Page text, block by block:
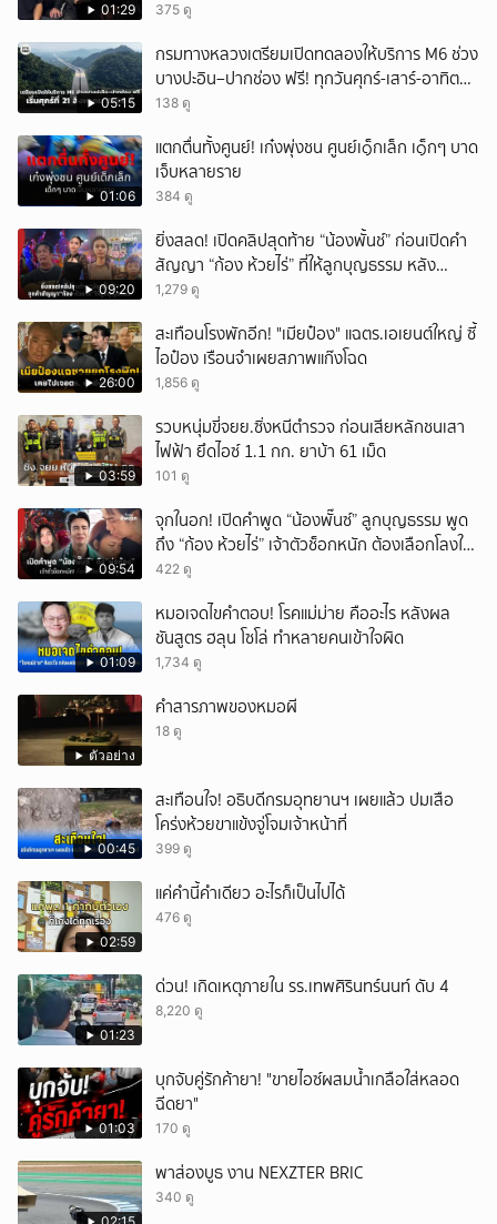
01:29 375 ดู
05:15
กรมทางหลวงเตรียมเปิดทดลองให้บริการ M6 ช่วง
บางปะอิน–ปากช่อง ฟรี! ทุกวันศุกร์-เสาร์-อาทิตย์
เริ่มศุกร์ที่ 21 สิงหาคม 2569 นี้
138 ดู
01:06
แตกตื่นทั้งศูนย์! เก๋งพุ่งชน ศูนย์เ๑็กเล็ก เ๑็กๆ บาด
เจ็บหลายราย
384 ดู
09:20
ยิ่งสลด! เปิดคลิปสุดท้าย “น้องพั้นช์” ก่อนเปิดคำ
สัญญา “ก้อง ห้วยไร่” ที่ให้ลูกบุญธรรม หลัง
ลาโลก!
1,279 ดู
26:00
สะเทือนโรงพักอีก! "เมียป๋อง" แฉตร.เอเยนต์ใหญ่ ซี้
ไอป๋อง เรือนจำเผยสภาพแก๊งโฉด
1,856 ดู
03:59
รวบหนุ่มขี่จยย.ซิ่งหนีตำรวจ ก่อนเสียหลักชนเสา
ไฟฟ้า ยึดไอซ์ 1.1 กก. ยาบ้า 61 เม็ด
101 ดู
09:54
จุกในอก! เปิดคำพูด “น้องพั๊นซ์” ลูกบุญธรรม พูด
ถึง “ก้อง ห้วยไร่” เจ้าตัวช็อกหนัก ต้องเลือกโลงให้
ลูก!
422 ดู
01:09
หมอเจดไขคำตอบ! โรคแม่ม่าย คืออะไร หลังผล
ชันสูตร ฮลุน โซโล่ ทำหลายคนเข้าใจผิด
1,734 ดู
ตัวอย่าง
คำสารภาพของหมอผี
18 ดู
00:45
สะเทือนใจ! อธิบดีกรมอุทยานฯ เผยแล้ว ปมเสือ
โคร่งห้วยขาแข้งจู่โจมเจ้าหน้าที่
399 ดู
02:59
แค่คำนี้คำเดียว อะไรก็เป็นไปได้
476 ดู
01:23
ด่วน! เกิดเหตุภายใน รร.เทพศิรินทร์นนท์ ดับ 4
8,220 ดู
01:03
บุกจับคู่รักค้ายา! "ขายไอซ์ผสมน้ำเกลือใส่หลอด
ฉีดยา"
170 ดู
พาส่องบูธ งาน NEXZTER BRIC
340 ดู